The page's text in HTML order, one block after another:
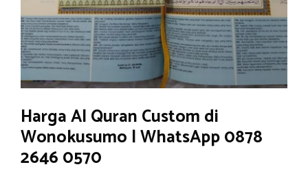
Harga Al Quran Custom di
Wonokusumo | WhatsApp 0878
2646 0570